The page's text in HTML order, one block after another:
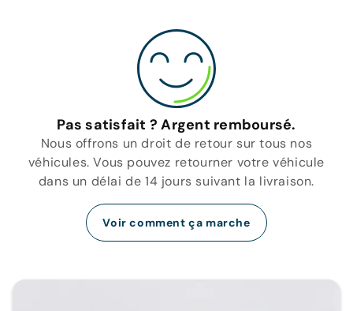
Pas satisfait ? Argent remboursé.
Nous offrons un droit de retour sur tous nos
véhicules. Vous pouvez retourner votre véhicule
dans un délai de 14 jours suivant la livraison.
Voir comment ça marche